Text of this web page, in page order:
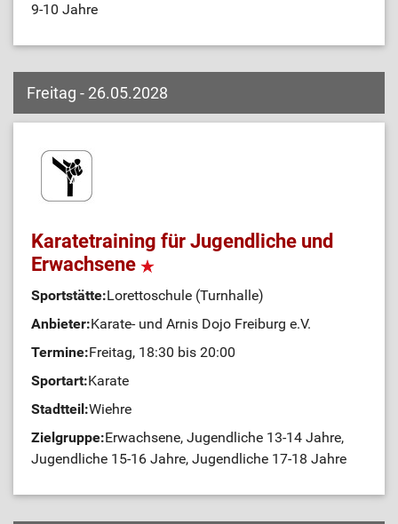
9-10 Jahre
Freitag - 26.05.2028
Karatetraining für Jugendliche und
Erwachsene
Sportstätte:Lorettoschule (Turnhalle)
Anbieter:Karate- und Arnis Dojo Freiburg e.V.
Termine:Freitag, 18:30 bis 20:00
Sportart:Karate
Stadtteil:Wiehre
Zielgruppe:Erwachsene, Jugendliche 13-14 Jahre,
Jugendliche 15-16 Jahre, Jugendliche 17-18 Jahre